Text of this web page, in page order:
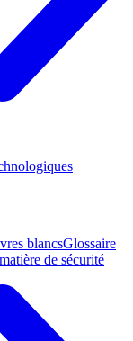
blancsGlossaire
de sécurité